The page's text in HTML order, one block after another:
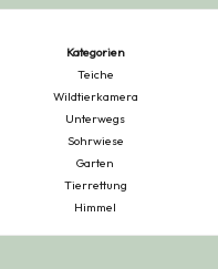
Kategorien
Teiche
Wildtierkamera
Unterwegs
Sohrwiese
Garten
Tierrettung
Himmel